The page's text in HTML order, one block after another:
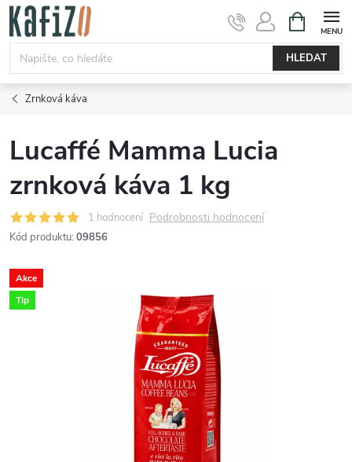
Přejít
obsah
HLEDAT
NÁKUPNÍ
KOŠÍK
Zrnková káva
Lucaffé Mamma Lucia
zrnková káva 1 kg
1 hodnocení Podrobnosti hodnocení
Kód produktu: 09856
Akce
Tip